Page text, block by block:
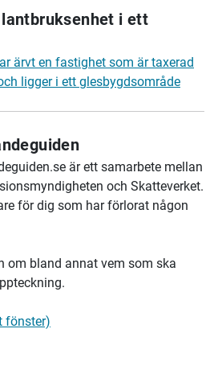
i ett
ärvt en fastighet som är taxerad
ligger i ett glesbygdsområde
är ett samarbete mellan
och Skatteverket.
för dig som har förlorat någon
om bland annat vem som ska
fönster)